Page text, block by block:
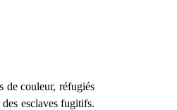
de couleur, réfugiés
esclaves fugitifs.